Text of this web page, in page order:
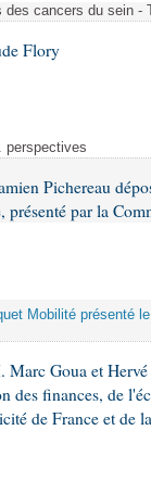
cancers du sein -
Flory
perspectives
Pichereau
par la
Mobilité présenté
Goua et
des finances, de
de France et de